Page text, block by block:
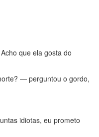
que ela gosta do
— perguntou o gordo,
idiotas, eu prometo